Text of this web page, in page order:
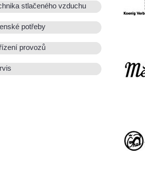
stlačeného vzduchu
potřeby
provozů